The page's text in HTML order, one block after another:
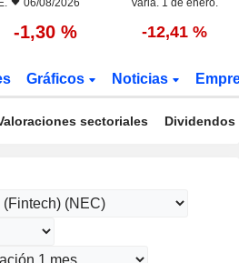
06/08/2026 Varia. 1 de enero.
-1,30 % -12,41 %
Gráficos Noticias
sectoriales